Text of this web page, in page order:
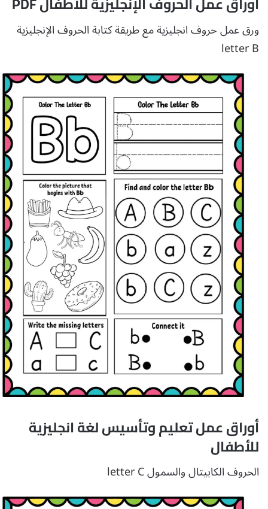
ورق عمل حروف انجليزية مع طريقة كتابة الحروف الإنجليزية
letter B
أوراق عمل تعليم وتأسيس لغة انجليزية
للأطفال
الحروف الكابيتال والسمول letter C